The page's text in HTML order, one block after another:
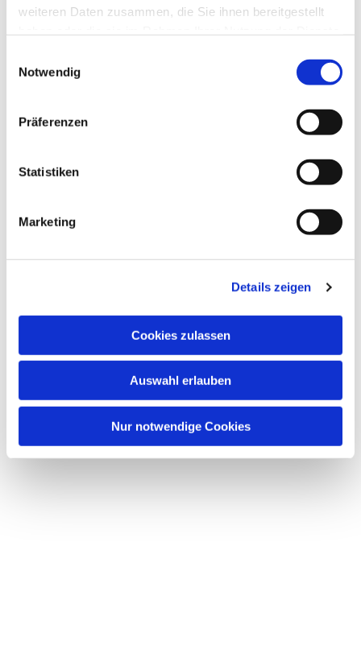
weiteren Daten zusammen, die Sie ihnen bereitgestellt
Notwendig
Präferenzen
Statistiken
Marketing
Details zeigen
Cookies zulassen
Auswahl erlauben
Nur notwendige Cookies